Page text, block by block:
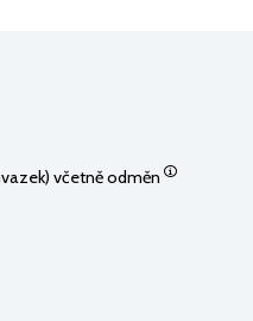
včetně odměn